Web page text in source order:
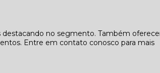
destacando no segmento. Também
Entre em contato conosco para mais